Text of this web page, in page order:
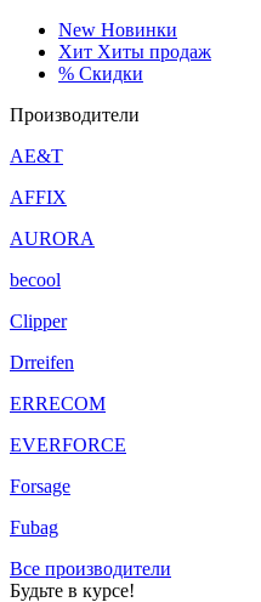
New Новинки
Хит Хиты продаж
% Скидки
Производители
AE&T
AFFIX
AURORA
becool
Clipper
Drreifen
ERRECOM
EVERFORCE
Forsage
Fubag
Все производители
Будьте в курсе!